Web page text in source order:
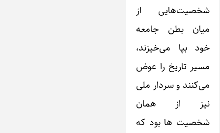
شخصیت‌هایی از
میان بطن جامعه
خود بپا می‌خیزند،
مسیر تاریخ را عوض
می‌کنند و سردار ملی
نیز از همان
شخصیت ها بود که